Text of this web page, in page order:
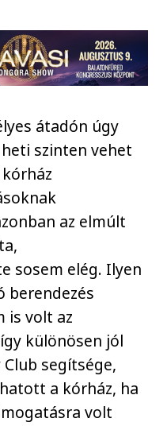
átadón úgy
szinten vehet
az elmúlt
sosem elég. Ilyen
berendezés
is volt az
különösen jól
segítsége,
a kórház, ha
volt